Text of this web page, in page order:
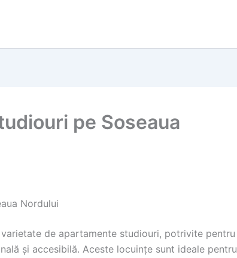
pe Soseaua
Nordului
de apartamente studiouri, potrivite pentru
și accesibilă. Aceste locuințe sunt ideale pentru